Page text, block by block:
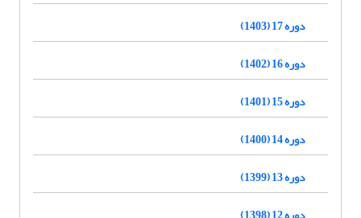
دوره 17 (1403)
دوره 16 (1402)
دوره 15 (1401)
دوره 14 (1400)
دوره 13 (1399)